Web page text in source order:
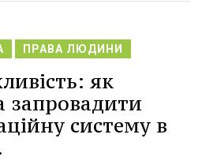
ПРАВА ЛЮДИНИ
як
запровадити
систему в